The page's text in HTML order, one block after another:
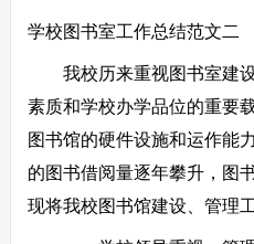
学校图书室工作总结范文二
我校历来重视图书室建设
素质和学校办学品位的重要
图书馆的硬件设施和运作能
的图书借阅量逐年攀升，图
现将我校图书馆建设、管理